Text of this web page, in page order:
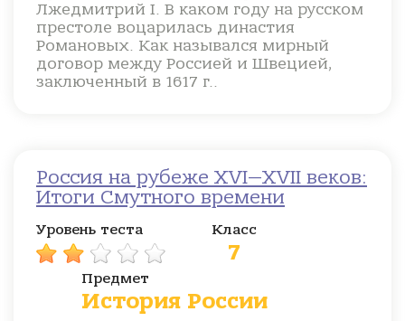
Лжедмитрий I. В каком году на русском
престоле воцарилась династия
Романовых. Как назывался мирный
договор между Россией и Швецией,
заключенный в 1617 г..
Россия на рубеже XVI—XVII веков:
Итоги Смутного времени
Уровень теста Класс
7
Предмет
История России